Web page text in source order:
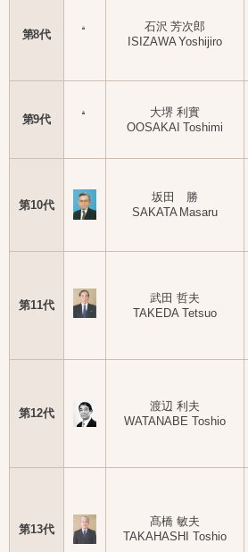
第8代
石沢 芳次郎
ISIZAWA Yoshijiro
第9代
大堺 利實
OOSAKAI Toshimi
第10代
坂田 勝
SAKATA Masaru
第11代
武田 哲夫
TAKEDA Tetsuo
第12代
渡辺 利夫
WATANABE Toshio
第13代
髙橋 敏夫
TAKAHASHI Toshio